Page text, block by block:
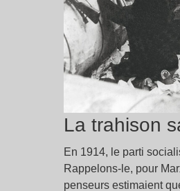
La trahison
En 1914, le parti
Rappelons-le, pour
penseurs estimaient